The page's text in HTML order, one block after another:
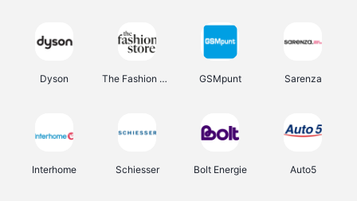
Dyson The Fashion Store GSMpunt Sarenza
Interhome Schiesser Bolt Energie Auto5